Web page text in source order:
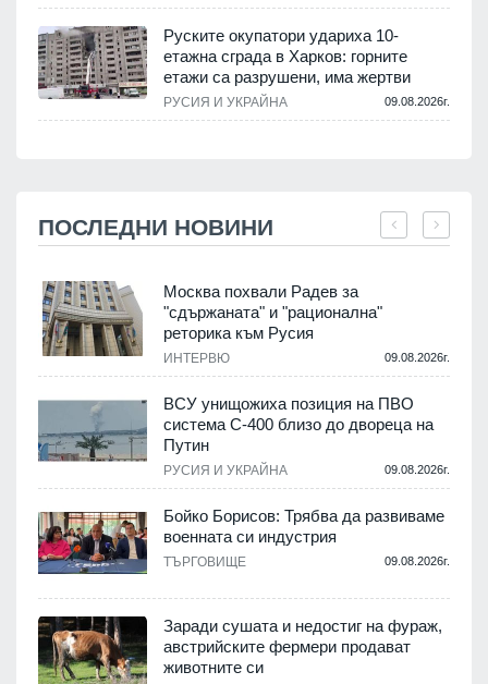
Руските окупатори удариха 10-
етажна сграда в Харков: горните
етажи са разрушени, има жертви
РУСИЯ И УКРАЙНА 09.08.2026г.
ПОСЛЕДНИ НОВИНИ
Москва похвали Радев за
"сдържаната" и "рационална"
реторика към Русия
ИНТЕРВЮ 09.08.2026г.
ВСУ унищожиха позиция на ПВО
система С-400 близо до двореца на
Путин
РУСИЯ И УКРАЙНА 09.08.2026г.
Бойко Борисов: Трябва да развиваме
военната си индустрия
ТЪРГОВИЩЕ 09.08.2026г.
Заради сушата и недостиг на фураж,
австрийските фермери продават
животните си